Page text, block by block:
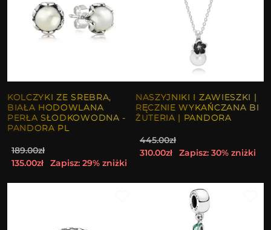
KOLCZYKI ZE SREBRA,
BIAŁA HODOWLANA
PERŁA SŁODKOWODNA -
PANDORA PL
189.00zł
135.00zł
Zapisz: 29% zniżki
NASZYJNIKI I ZAWIESZKI |
RĘCZNIE WYKAŃCZANA BI
ŻUTERIA | PANDORA
445.00zł
310.00zł
Zapisz: 30% zniżki